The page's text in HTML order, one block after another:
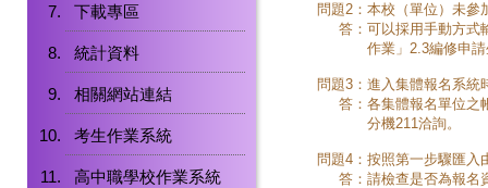
下載專區
統計資料
相關網站連結
考生作業系統
高中職學校作業系統
問題2： 本校（單位）未參
答： 可以採用手動方式
作業」2.3編修申
問題3： 進入集體報名系統
答： 各集體報名單位之
分機211洽詢。
問題4： 按照第一步驟匯入
答： 請檢查是否為報名